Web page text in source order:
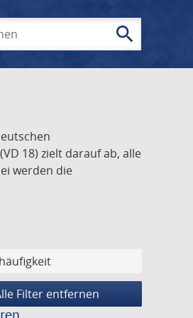
search
18) zielt darauf ab, alle
werden die
Filter entfernen